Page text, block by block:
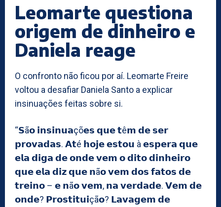
Leomarte questiona
origem de dinheiro e
Daniela reage
O confronto não ficou por aí. Leomarte Freire
voltou a desafiar Daniela Santo a explicar
insinuações feitas sobre si.
“𝗦ã𝗼 𝗶𝗻𝘀𝗶𝗻𝘂𝗮çõ𝗲𝘀 𝗾𝘂𝗲 𝘁ê𝗺 𝗱𝗲 𝘀𝗲𝗿
𝗽𝗿𝗼𝘃𝗮𝗱𝗮𝘀. 𝗔𝘁é 𝗵𝗼𝗷𝗲 𝗲𝘀𝘁𝗼𝘂 à 𝗲𝘀𝗽𝗲𝗿𝗮 𝗾𝘂𝗲
𝗲𝗹𝗮 𝗱𝗶𝗴𝗮 𝗱𝗲 𝗼𝗻𝗱𝗲 𝘃𝗲𝗺 𝗼 𝗱𝗶𝘁𝗼 𝗱𝗶𝗻𝗵𝗲𝗶𝗿𝗼
𝗾𝘂𝗲 𝗲𝗹𝗮 𝗱𝗶𝘇 𝗾𝘂𝗲 𝗻ã𝗼 𝘃𝗲𝗺 𝗱𝗼𝘀 𝗳𝗮𝘁𝗼𝘀 𝗱𝗲
𝘁𝗿𝗲𝗶𝗻𝗼 – 𝗲 𝗻ã𝗼 𝘃𝗲𝗺, 𝗻𝗮 𝘃𝗲𝗿𝗱𝗮𝗱𝗲. 𝗩𝗲𝗺 𝗱𝗲
𝗼𝗻𝗱𝗲? 𝗣𝗿𝗼𝘀𝘁𝗶𝘁𝘂𝗶çã𝗼? 𝗟𝗮𝘃𝗮𝗴𝗲𝗺 𝗱𝗲